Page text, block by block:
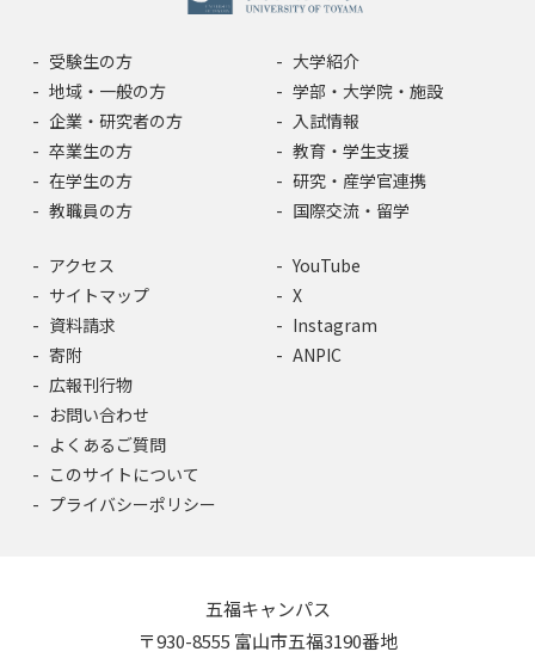
受験生の方
地域・一般の方
企業・研究者の方
卒業生の方
在学生の方
教職員の方
大学紹介
学部・大学院・施設
入試情報
教育・学生支援
研究・産学官連携
国際交流・留学
アクセス
サイトマップ
資料請求
寄附
広報刊行物
お問い合わせ
よくあるご質問
このサイトについて
プライバシーポリシー
YouTube
X
Instagram
ANPIC
五福キャンパス
〒930-8555 富山市五福3190番地